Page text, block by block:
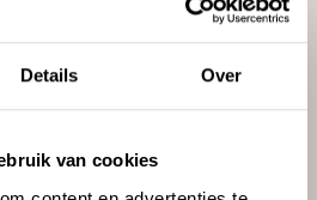
Details Over
van cookies